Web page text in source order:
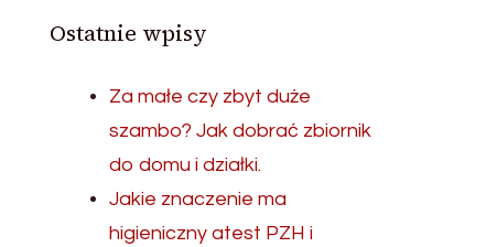
Ostatnie wpisy
Za małe czy zbyt duże
szambo? Jak dobrać zbiornik
do domu i działki.
Jakie znaczenie ma
higieniczny atest PZH i